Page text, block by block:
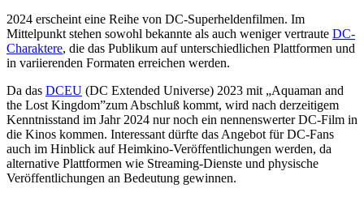
2024 erscheint eine Reihe von DC-Superheldenfilmen. Im
Mittelpunkt stehen sowohl bekannte als auch weniger vertraute DC-
Charaktere, die das Publikum auf unterschiedlichen Plattformen und
in variierenden Formaten erreichen werden.
Da das DCEU (DC Extended Universe) 2023 mit „Aquaman and
the Lost Kingdom”zum Abschluß kommt, wird nach derzeitigem
Kenntnisstand im Jahr 2024 nur noch ein nennenswerter DC-Film in
die Kinos kommen. Interessant dürfte das Angebot für DC-Fans
auch im Hinblick auf Heimkino-Veröffentlichungen werden, da
alternative Plattformen wie Streaming-Dienste und physische
Veröffentlichungen an Bedeutung gewinnen.